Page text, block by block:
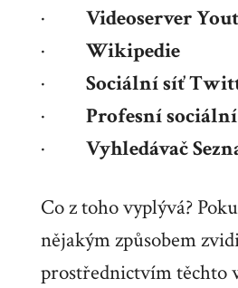
· Videoserver
· Wikipedie
· Sociální síť
· Profesní
· Vyhledávač
Co z toho vyplývá?
nějakým způsobem
prostřednictvím těchto